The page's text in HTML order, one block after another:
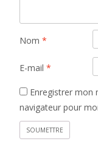
Nom *
E-mail *
Enregistrer mon
navigateur pour